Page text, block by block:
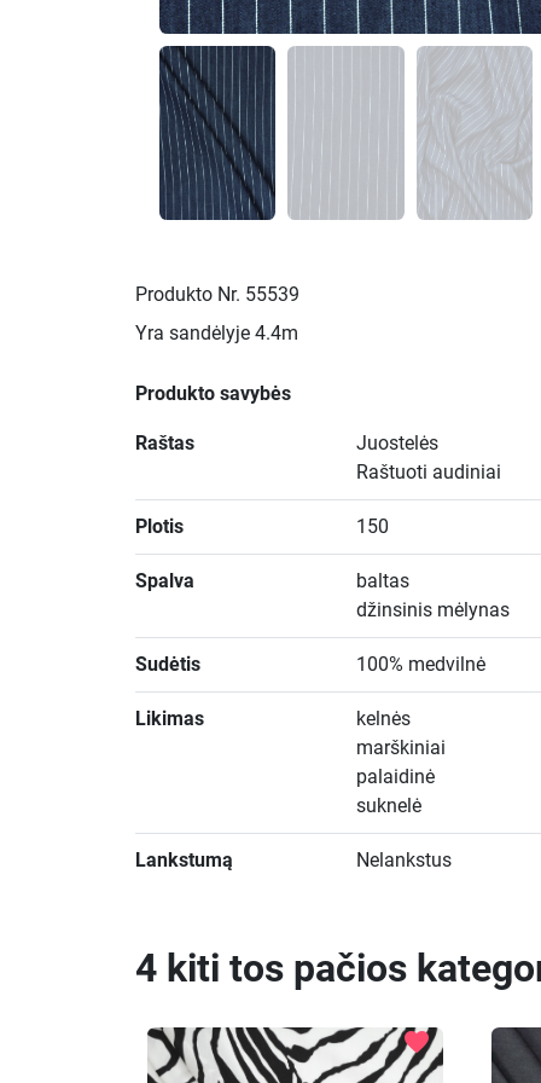
Produkto Nr. 55539
Yra sandėlyje 4.4m
Produkto savybės
Raštas
Juostelės
Raštuoti audiniai
Plotis 150
Spalva
baltas
džinsinis mėlynas
Sudėtis 100% medvilnė
Likimas
kelnės
marškiniai
palaidinė
suknelė
Lankstumą Nelankstus
4 kiti tos pačios
favorite